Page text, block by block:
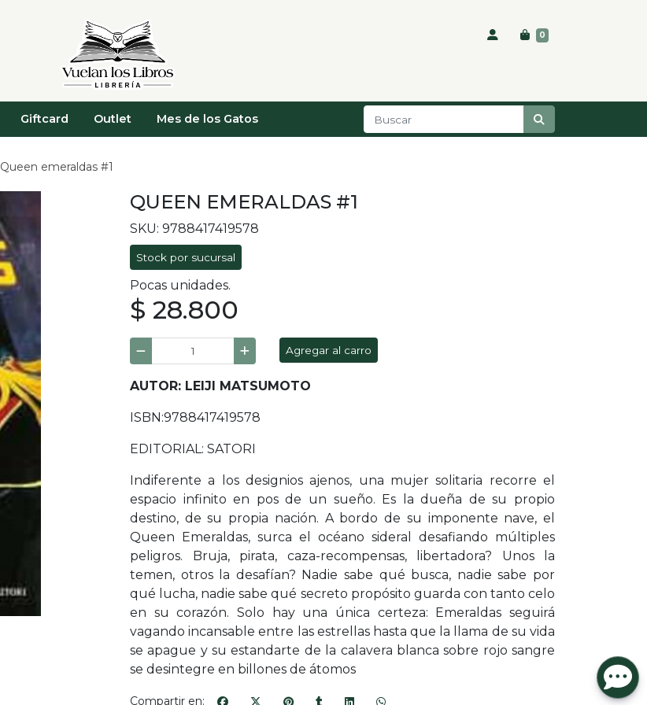
0
Giftcard Outlet Mes de los Gatos
Queen emeraldas #1
QUEEN EMERALDAS #1
SKU: 9788417419578
Stock por sucursal
Pocas unidades.
$ 28.800
Agregar al carro
AUTOR: LEIJI MATSUMOTO
ISBN:9788417419578
EDITORIAL: SATORI
Indiferente a los designios ajenos, una mujer solitaria recorre el
espacio infinito en pos de un sueño. Es la dueña de su propio
destino, de su propia nación. A bordo de su imponente nave, el
Queen Emeraldas, surca el océano sideral desafiando múltiples
peligros. Bruja, pirata, caza-recompensas, libertadora? Unos la
temen, otros la desafían? Nadie sabe qué busca, nadie sabe por
qué lucha, nadie sabe qué secreto propósito guarda con tanto celo
en su corazón. Solo hay una única certeza: Emeraldas seguirá
vagando incansable entre las estrellas hasta que la llama de su vida
se apague y su estandarte de la calavera blanca sobre rojo sangre
se desintegre en billones de átomos
Compartir en: